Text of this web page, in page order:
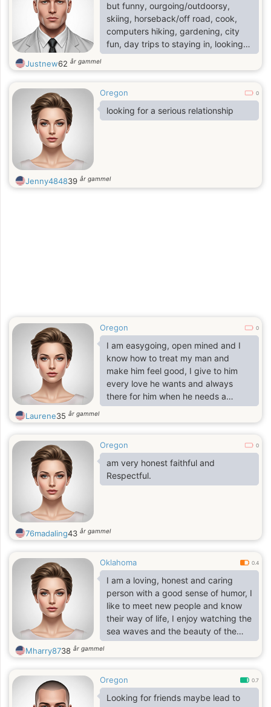
but funny, ourgoing/outdoorsy,
skiing, horseback/off road, cook,
computers hiking, gardening, city
fun, day trips to staying in, looking
for long-term, an empty nester, no
serial texter please, prefer phone
no indecisive please, let's get out
there and share the adventure.
Looking for growth, not ghosted
Justnew62 år gammel
Oregon 0
looking for a serious relationship
Jenny484839 år gammel
Oregon 0
I am easygoing, open mined and I
know how to treat my man and
make him feel good, I give to him
every love he wants and always
there for him when he needs a
shoulder to lean on.
Laurene35 år gammel
Oregon 0
am very honest faithful and
Respectful.
76madaling43 år gammel
Oklahoma 0.4
I am a loving, honest and caring
person with a good sense of humor, I
like to meet new people and know
their way of life, I enjoy watching the
sea waves and the beauty of the
mountains and everything that
nature has to offer.
Mharry8738 år gammel
Oregon 0.7
Looking for friends maybe lead to